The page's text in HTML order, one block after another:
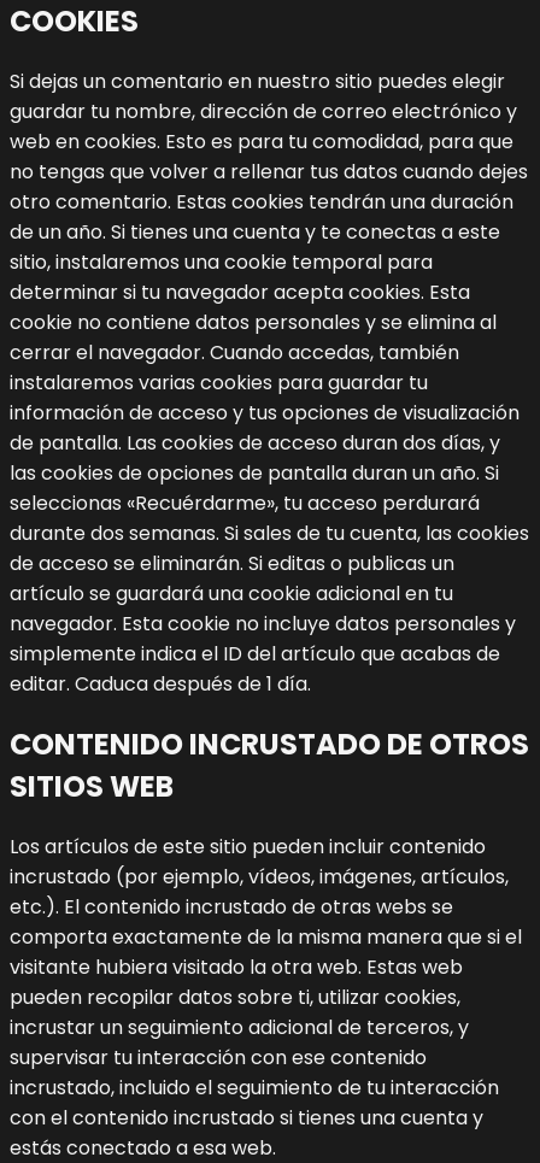
COOKIES
Si dejas un comentario en nuestro sitio puedes elegir
guardar tu nombre, dirección de correo electrónico y
web en cookies. Esto es para tu comodidad, para que
no tengas que volver a rellenar tus datos cuando dejes
otro comentario. Estas cookies tendrán una duración
de un año. Si tienes una cuenta y te conectas a este
sitio, instalaremos una cookie temporal para
determinar si tu navegador acepta cookies. Esta
cookie no contiene datos personales y se elimina al
cerrar el navegador. Cuando accedas, también
instalaremos varias cookies para guardar tu
información de acceso y tus opciones de visualización
de pantalla. Las cookies de acceso duran dos días, y
las cookies de opciones de pantalla duran un año. Si
seleccionas «Recuérdarme», tu acceso perdurará
durante dos semanas. Si sales de tu cuenta, las cookies
de acceso se eliminarán. Si editas o publicas un
artículo se guardará una cookie adicional en tu
navegador. Esta cookie no incluye datos personales y
simplemente indica el ID del artículo que acabas de
editar. Caduca después de 1 día.
CONTENIDO INCRUSTADO DE OTROS
SITIOS WEB
Los artículos de este sitio pueden incluir contenido
incrustado (por ejemplo, vídeos, imágenes, artículos,
etc.). El contenido incrustado de otras webs se
comporta exactamente de la misma manera que si el
visitante hubiera visitado la otra web. Estas web
pueden recopilar datos sobre ti, utilizar cookies,
incrustar un seguimiento adicional de terceros, y
supervisar tu interacción con ese contenido
incrustado, incluido el seguimiento de tu interacción
con el contenido incrustado si tienes una cuenta y
estás conectado a esa web.